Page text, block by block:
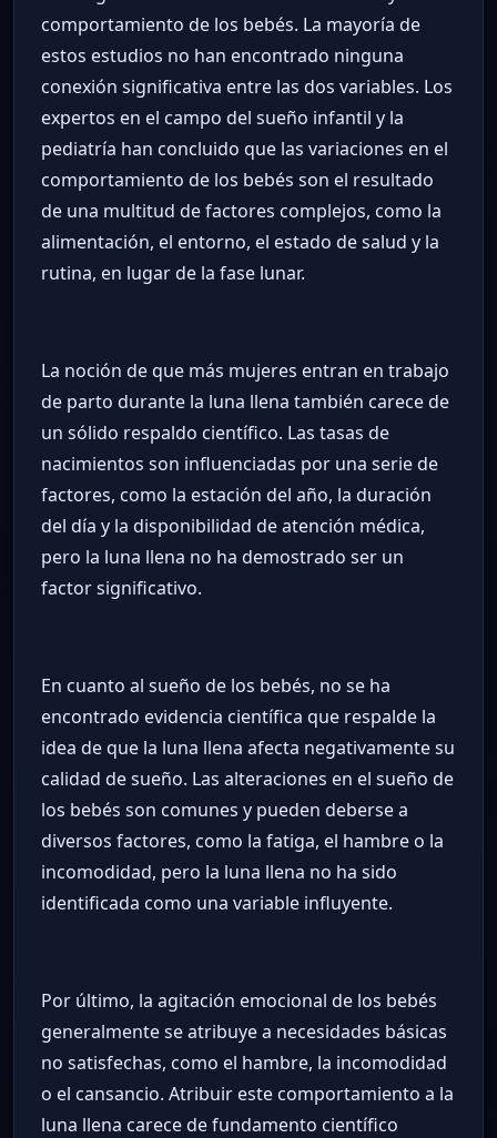
comportamiento de los bebés. La mayoría de
estos estudios no han encontrado ninguna
conexión significativa entre las dos variables. Los
expertos en el campo del sueño infantil y la
pediatría han concluido que las variaciones en el
comportamiento de los bebés son el resultado
de una multitud de factores complejos, como la
alimentación, el entorno, el estado de salud y la
rutina, en lugar de la fase lunar.
La noción de que más mujeres entran en trabajo
de parto durante la luna llena también carece de
un sólido respaldo científico. Las tasas de
nacimientos son influenciadas por una serie de
factores, como la estación del año, la duración
del día y la disponibilidad de atención médica,
pero la luna llena no ha demostrado ser un
factor significativo.
En cuanto al sueño de los bebés, no se ha
encontrado evidencia científica que respalde la
idea de que la luna llena afecta negativamente su
calidad de sueño. Las alteraciones en el sueño de
los bebés son comunes y pueden deberse a
diversos factores, como la fatiga, el hambre o la
incomodidad, pero la luna llena no ha sido
identificada como una variable influyente.
Por último, la agitación emocional de los bebés
generalmente se atribuye a necesidades básicas
no satisfechas, como el hambre, la incomodidad
o el cansancio. Atribuir este comportamiento a la
luna llena carece de fundamento científico